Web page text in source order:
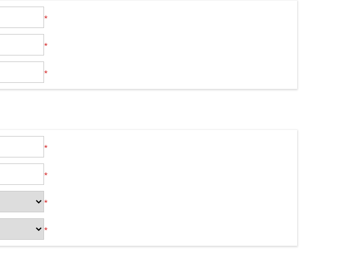
*
*
*
*
*
*
*